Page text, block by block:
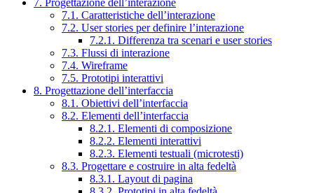
7.1. Caratteristiche dell’interazione
7.2. User stories per definire l’interazione
7.2.1. Differenza tra scenari e user stories
7.3. Flussi di interazione
7.4. Wireframe
7.5. Prototipi interattivi
8. Progettazione dell’interfaccia
8.1. Obiettivi dell’interfaccia
8.2. Elementi dell’interfaccia
8.2.1. Elementi di composizione
8.2.2. Elementi interattivi
8.2.3. Elementi testuali (microtesti)
8.3. Progettare e costruire in alta fedeltà
8.3.1. Layout di pagina